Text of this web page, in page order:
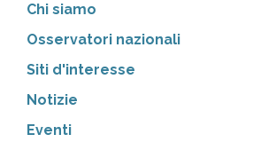
Chi siamo
Osservatori nazionali
Siti d'interesse
Notizie
Eventi